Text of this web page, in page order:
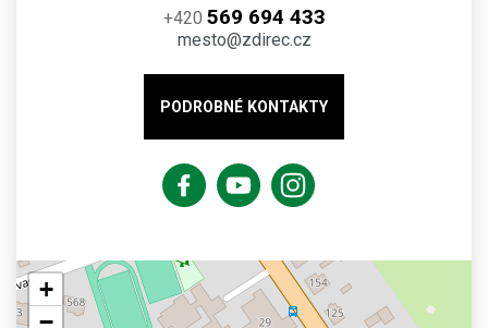
+420 569 694 433
mesto@zdirec.cz
PODROBNÉ KONTAKTY
+
−